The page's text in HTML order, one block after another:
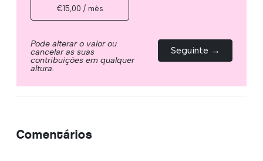
€15,00 / mês
Pode alterar o valor ou
cancelar as suas
contribuições em qualquer
altura.
Seguinte →
Comentários